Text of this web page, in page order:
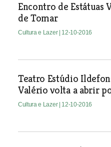
Encontro de Estátuas
de Tomar
Cultura e Lazer | 12-10-2016
Teatro Estúdio
Valério volta a abrir
Cultura e Lazer | 12-10-2016